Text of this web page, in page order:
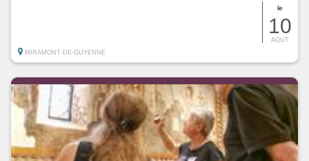
le
10
AOUT
MIRAMONT-DE-GUYENNE